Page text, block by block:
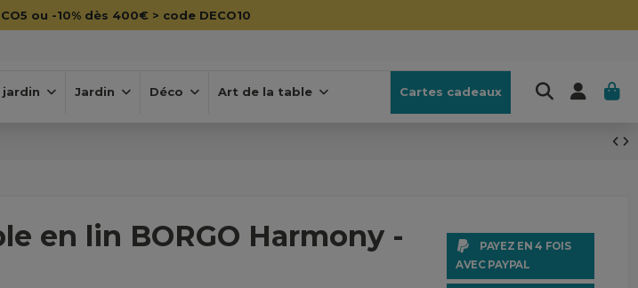
ou -10% dès 400€ > code DECO10
jardin Jardin Déco Art de la table Cartes cadeaux
en lin BORGO Harmony -
PAYEZ EN 4 FOIS
AVEC PAYPAL